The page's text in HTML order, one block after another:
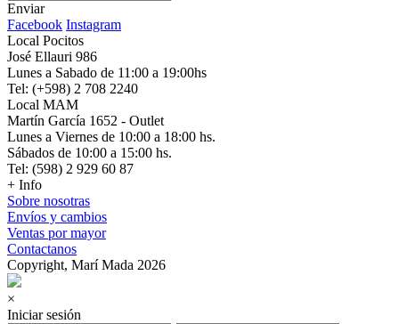
Enviar
Facebook Instagram
Local Pocitos
José Ellauri 986
Lunes a Sabado de 11:00 a 19:00hs
Tel: (+598) 2 708 2240
Local MAM
Martín García 1652 - Outlet
Lunes a Viernes de 10:00 a 18:00 hs.
Sábados de 10:00 a 15:00 hs.
Tel: (598) 2 929 60 87
+ Info
Sobre nosotras
Envíos y cambios
Ventas por mayor
Contactanos
Copyright, Marí Mada 2026
×
Iniciar sesión